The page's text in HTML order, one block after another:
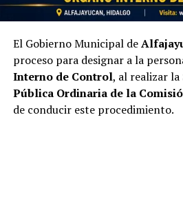
El Gobierno Municipal de
proceso para designar a la
Interno de Control, al realizar la
Pública Ordinaria de la
de conducir este procedimiento.